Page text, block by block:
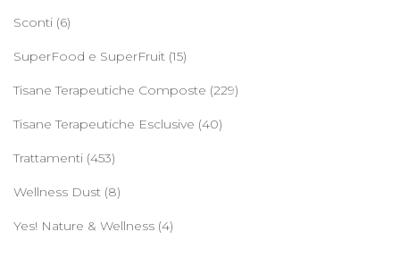
Sconti (6)
SuperFood e SuperFruit (15)
Tisane Terapeutiche Composte (229)
Tisane Terapeutiche Esclusive (40)
Trattamenti (453)
Wellness Dust (8)
Yes! Nature & Wellness (4)